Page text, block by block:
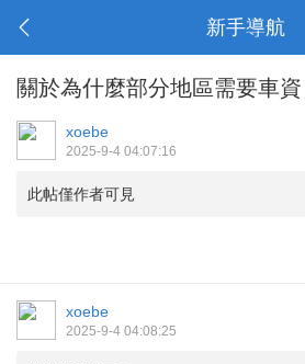
新手導航
關於為什麼部分地區需要車
xoebe
2025-9-4 04:07:16
此帖僅作者可見
xoebe
2025-9-4 04:08:25